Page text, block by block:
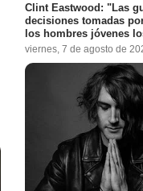
Clint Eastwood: "Las
decisiones tomadas
los hombres jóvenes
viernes, 7 de agosto de